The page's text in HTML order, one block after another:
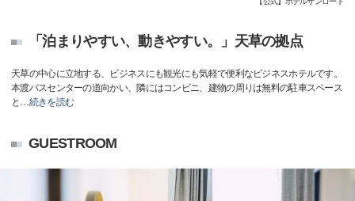
「泊まりやすい、動きやすい。」天草の拠点
天草の中心に立地する、ビジネスにも観光にも気軽で便利なビジネスホテルです。
本渡バスセンターの道向かい、隣にはコンビニ、建物の周りは無料の駐車スペース
と …続きを読む
GUESTROOM